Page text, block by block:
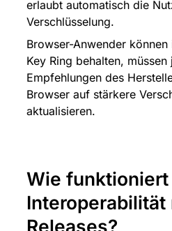
erlaubt automatisch die
Verschlüsselung.
Browser-Anwender
Key Ring behalten,
Empfehlungen des
Browser auf stärkere
aktualisieren.
Wie funktioniert
Interoperabilität
Releases?